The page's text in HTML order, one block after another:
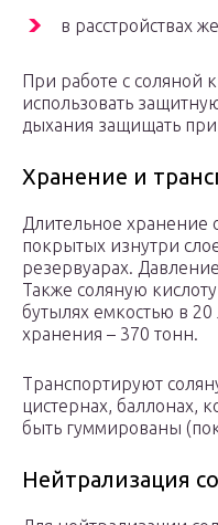
в расстройствах
При работе с соляной
использовать
дыхания защищать
Хранение и
Длительное хранение
покрытых изнутри
резервуарах.
Также соляную
бутылях емкостью в
хранения – 370 тонн.
Транспортируют
цистернах, баллонах,
быть гуммированы
Нейтрализация